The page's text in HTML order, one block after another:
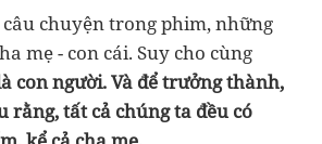
chuyện trong phim, những
mẹ - con cái. Suy cho cùng
con người. Và để trưởng thành,
rằng, tất cả chúng ta đều có